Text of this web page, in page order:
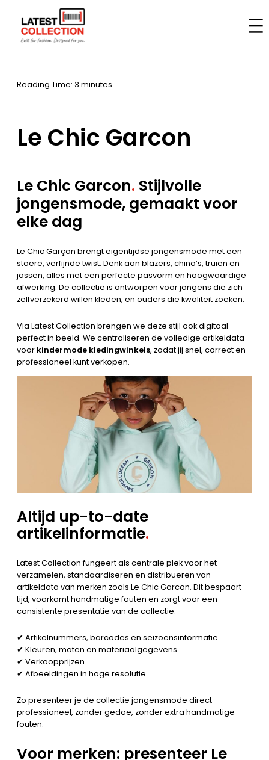
content
Home –Brands–
Reading Time: 3 minutes
Le Chic Garcon
Le Chic Garcon. Stijlvolle
jongensmode, gemaakt voor
elke dag
Le Chic Garçon brengt eigentijdse jongensmode met een
stoere, verfijnde twist. Denk aan blazers, chino’s, truien en
jassen, alles met een perfecte pasvorm en hoogwaardige
afwerking. De collectie is ontworpen voor jongens die zich
zelfverzekerd willen kleden, en ouders die kwaliteit zoeken.
Via Latest Collection brengen we deze stijl ook digitaal
perfect in beeld. We centraliseren de volledige artikeldata
voor kindermode kledingwinkels, zodat jij snel, correct en
professioneel kunt verkopen.
Altijd up-to-date
artikelinformatie.
Latest Collection fungeert als centrale plek voor het
verzamelen, standaardiseren en distribueren van
artikeldata van merken zoals Le Chic Garcon. Dit bespaart
tijd, voorkomt handmatige fouten en zorgt voor een
consistente presentatie van de collectie.
✔ Artikelnummers, barcodes en seizoensinformatie
✔ Kleuren, maten en materiaalgegevens
✔ Verkoopprijzen
✔ Afbeeldingen in hoge resolutie
Zo presenteer je de collectie jongensmode direct
professioneel, zonder gedoe, zonder extra handmatige
fouten.
Voor merken: presenteer Le